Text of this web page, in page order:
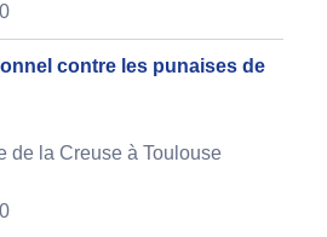
contre les punaises de
de la Creuse à Toulouse